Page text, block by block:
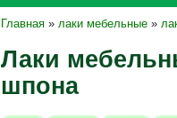
Главная » лаки мебельные »
Лаки
шпона